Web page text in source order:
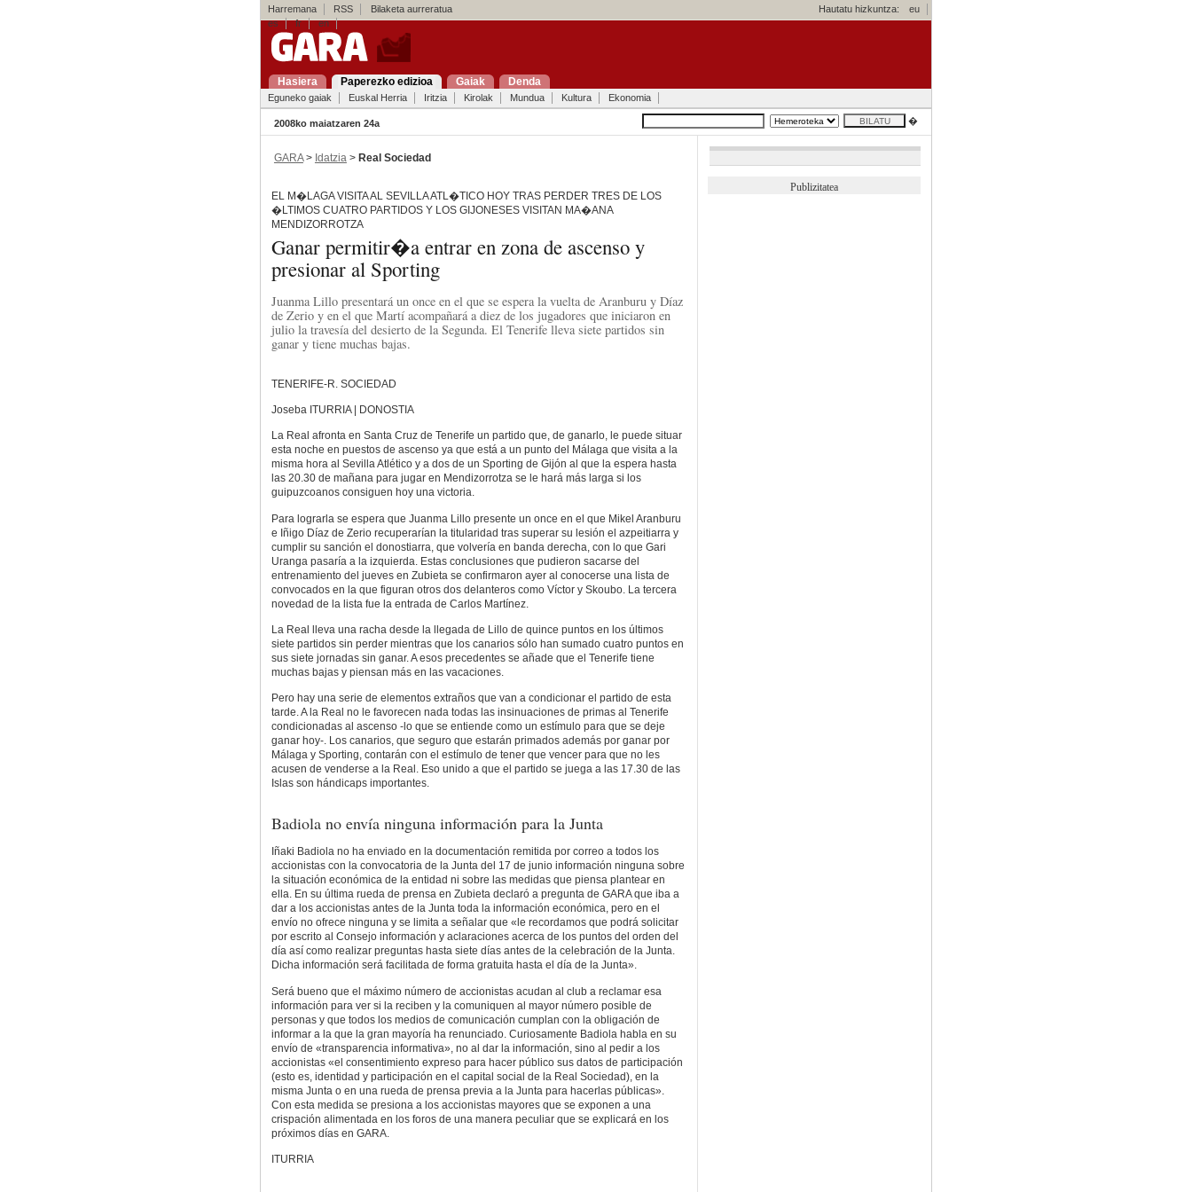
Harremana RSS Bilaketa aurreratua Hautatu hizkuntza:
eu
es
fr en
Hasiera Paperezko edizioa Gaiak Denda
Eguneko gaiak Euskal Herria Iritzia Kirolak Mundua Kultura Ekonomia
2008ko maiatzaren 24a �
GARA> Idatzia > Real Sociedad
EL M�LAGA VISITA AL SEVILLA ATL�TICO HOY TRAS PERDER TRES DE LOS
�LTIMOS CUATRO PARTIDOS Y LOS GIJONESES VISITAN MA�ANA
MENDIZORROTZA
Ganar permitir�a entrar en zona de ascenso y
presionar al Sporting
Juanma Lillo presentará un once en el que se espera la vuelta de Aranburu y Díaz
de Zerio y en el que Martí acompañará a diez de los jugadores que iniciaron en
julio la travesía del desierto de la Segunda. El Tenerife lleva siete partidos sin
ganar y tiene muchas bajas.
TENERIFE-R. SOCIEDAD
Joseba ITURRIA | DONOSTIA
La Real afronta en Santa Cruz de Tenerife un partido que, de ganarlo, le puede situar
esta noche en puestos de ascenso ya que está a un punto del Málaga que visita a la
misma hora al Sevilla Atlético y a dos de un Sporting de Gijón al que la espera hasta
las 20.30 de mañana para jugar en Mendizorrotza se le hará más larga si los
guipuzcoanos consiguen hoy una victoria.
Para lograrla se espera que Juanma Lillo presente un once en el que Mikel Aranburu
e Iñigo Díaz de Zerio recuperarían la titularidad tras superar su lesión el azpeitiarra y
cumplir su sanción el donostiarra, que volvería en banda derecha, con lo que Gari
Uranga pasaría a la izquierda. Estas conclusiones que pudieron sacarse del
entrenamiento del jueves en Zubieta se confirmaron ayer al conocerse una lista de
convocados en la que figuran otros dos delanteros como Víctor y Skoubo. La tercera
novedad de la lista fue la entrada de Carlos Martínez.
La Real lleva una racha desde la llegada de Lillo de quince puntos en los últimos
siete partidos sin perder mientras que los canarios sólo han sumado cuatro puntos en
sus siete jornadas sin ganar. A esos precedentes se añade que el Tenerife tiene
muchas bajas y piensan más en las vacaciones.
Pero hay una serie de elementos extraños que van a condicionar el partido de esta
tarde. A la Real no le favorecen nada todas las insinuaciones de primas al Tenerife
condicionadas al ascenso -lo que se entiende como un estímulo para que se deje
ganar hoy-. Los canarios, que seguro que estarán primados además por ganar por
Málaga y Sporting, contarán con el estímulo de tener que vencer para que no les
acusen de venderse a la Real. Eso unido a que el partido se juega a las 17.30 de las
Islas son hándicaps importantes.
Badiola no envía ninguna información para la Junta
Iñaki Badiola no ha enviado en la documentación remitida por correo a todos los
accionistas con la convocatoria de la Junta del 17 de junio información ninguna sobre
la situación económica de la entidad ni sobre las medidas que piensa plantear en
ella. En su última rueda de prensa en Zubieta declaró a pregunta de GARA que iba a
dar a los accionistas antes de la Junta toda la información económica, pero en el
envío no ofrece ninguna y se limita a señalar que «le recordamos que podrá solicitar
por escrito al Consejo información y aclaraciones acerca de los puntos del orden del
día así como realizar preguntas hasta siete días antes de la celebración de la Junta.
Dicha información será facilitada de forma gratuita hasta el día de la Junta».
Será bueno que el máximo número de accionistas acudan al club a reclamar esa
información para ver si la reciben y la comuniquen al mayor número posible de
personas y que todos los medios de comunicación cumplan con la obligación de
informar a la que la gran mayoría ha renunciado. Curiosamente Badiola habla en su
envío de «transparencia informativa», no al dar la información, sino al pedir a los
accionistas «el consentimiento expreso para hacer público sus datos de participación
(esto es, identidad y participación en el capital social de la Real Sociedad), en la
misma Junta o en una rueda de prensa previa a la Junta para hacerlas públicas».
Con esta medida se presiona a los accionistas mayores que se exponen a una
crispación alimentada en los foros de una manera peculiar que se explicará en los
próximos días en GARA.
ITURRIA
Publizitatea